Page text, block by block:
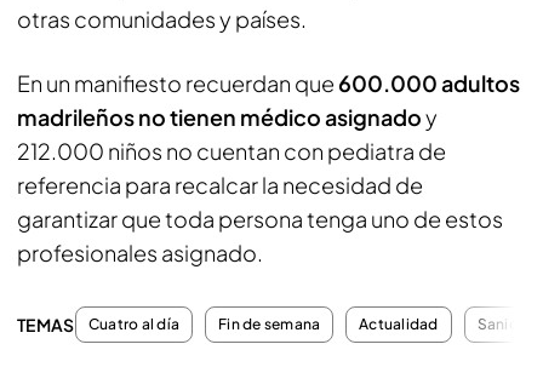
otras comunidades y países.
En un manifiesto recuerdan que 600.000 adultos
madrileños no tienen médico asignadoy
212.000 niños no cuentan con pediatra de
referencia para recalcar la necesidad de
garantizar que toda persona tenga uno de estos
profesionales asignado.
TEMAS Cuatro al día Fin de semana Actualidad Sanidad